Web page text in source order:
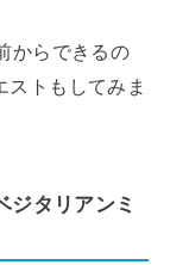
からできるの
ストもしてみま
ジタリアンミ